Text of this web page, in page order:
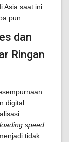
Asia saat ini
pun.
dan
Ringan
digital
speed
tidak